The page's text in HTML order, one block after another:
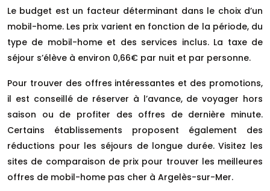
Le budget est un facteur déterminant dans le choix d’un
mobil-home. Les prix varient en fonction de la période, du
type de mobil-home et des services inclus. La taxe de
séjour s’élève à environ 0,66€ par nuit et par personne.
Pour trouver des offres intéressantes et des promotions,
il est conseillé de réserver à l’avance, de voyager hors
saison ou de profiter des offres de dernière minute.
Certains établissements proposent également des
réductions pour les séjours de longue durée. Visitez les
sites de comparaison de prix pour trouver les meilleures
offres de mobil-home pas cher à Argelès-sur-Mer.